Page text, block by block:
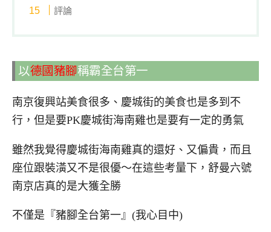
評論
以德國豬腳稱霸全台第一
南京復興站美食很多、慶城街的美食也是多到不
行，但是要PK慶城街海南雞也是要有一定的勇氣
雖然我覺得慶城街海南雞真的還好、又偏貴，而且
座位跟裝潢又不是很優～在這些考量下，舒曼六號
南京店真的是大獲全勝
不僅是『豬腳全台第一』(我心目中)